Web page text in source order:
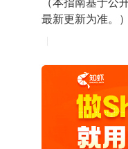
最新更新为准。）